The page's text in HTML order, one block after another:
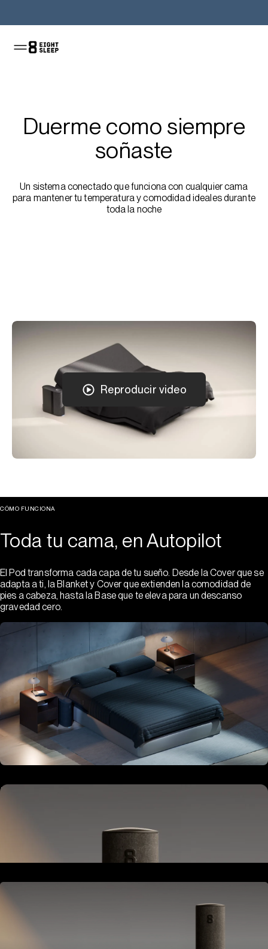
Duerme como siempre
soñaste
Un sistema conectado que funciona con cualquier cama
para mantener tu temperatura y comodidad ideales durante
toda la noche
Reproducir video
CÓMO FUNCIONA
Toda tu cama, en Autopilot
El Pod transforma cada capa de tu sueño. Desde la Cover que se
adapta a ti, la Blanket y Cover que extienden la comodidad de
pies a cabeza, hasta la Base que te eleva para un descanso
gravedad cero.
Hub
Alimenta y conecta todo el sistema Pod.
Hub